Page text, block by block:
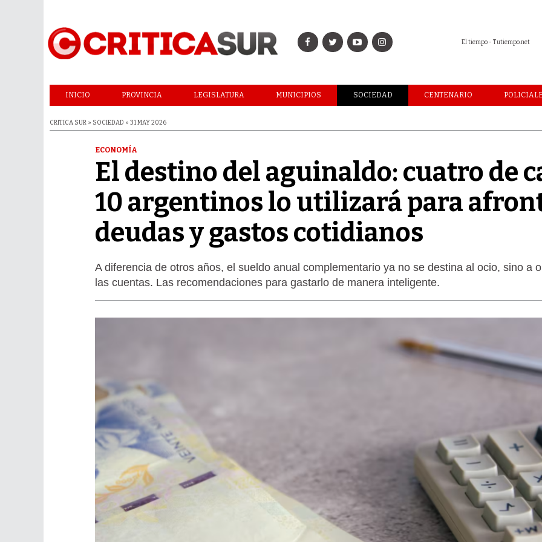
El tiempo - Tutiempo.net
INICIO PROVINCIA LEGISLATURA MUNICIPIOS SOCIEDAD CENTENARIO
CRITICA SUR » SOCIEDAD » 31 MAY 2026
ECONOMÍA
El destino del aguinaldo: cuatro de
10 argentinos lo utilizará para
deudas y gastos cotidianos
A diferencia de otros años, el sueldo anual complementario ya no se destina al ocio, sino a
las cuentas. Las recomendaciones para gastarlo de manera inteligente.
LAGARTIJA MAGALLÁNICA, EL